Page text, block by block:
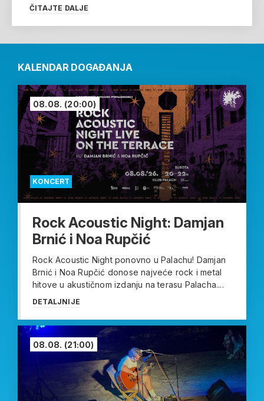
ČITAJTE DALJE
KALENDAR DOGAĐANJA
KONCERT
08.08. (20:00)
Rock Acoustic Night: Damjan
Brnić i Noa Rupčić
Rock Acoustic Night ponovno u Palachu! Damjan
Brnić i Noa Rupčić donose najveće rock i metal
hitove u akustičnom izdanju na terasu Palacha....
DETALJNIJE
08.08. (21:00)